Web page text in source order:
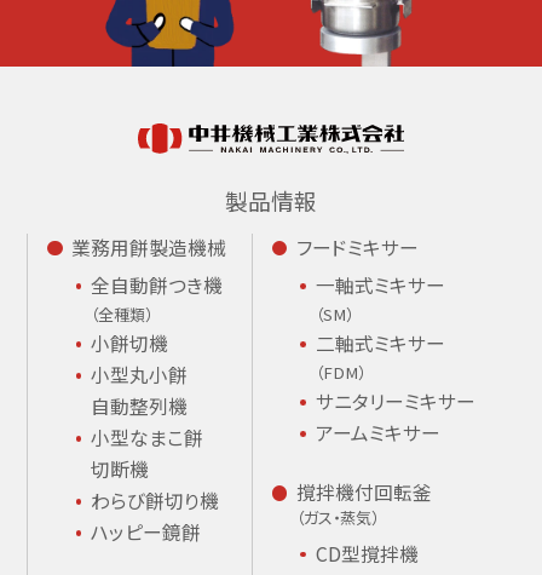
製品情報
業務用餅製造機械
全自動餅つき機
（全種類）
小餅切機
小型丸小餅
自動整列機
小型なまこ餅
切断機
わらび餅切り機
ハッピー鏡餅
フードミキサー
一軸式ミキサー
（SM）
二軸式ミキサー
（FDM）
サニタリーミキサー
アームミキサー
撹拌機付回転釜
（ガス・蒸気）
CD型撹拌機